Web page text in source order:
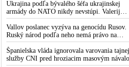
zatiahnuť Európu a ďalšie krajiny do
vojnového konfliktu
prostredníctvom invázie migrantov. Takto
podľa neho vyzeralo Slovensko, keby mu
vládlo PS, Šimečka & spol.
Ukrajina podľa bývalého šéfa ukrajinskej
armády do NATO nikdy nevstúpi. Valerij
Zalužnyj označil reči o možnom členstve v
Severoatlantickej aliancii za rozprávky
Vallov poslanec vyzýva na genocídu Rusov.
Ruský národ podľa neho nemá právo na
existenciu
Španielska vláda ignorovala varovania
služby CNI pred hroziacim masovým